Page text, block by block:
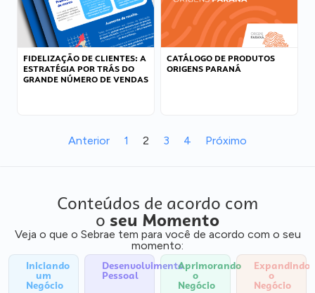
FIDELIZAÇÃO DE CLIENTES: A
ESTRATÉGIA POR TRÁS DO
GRANDE NÚMERO DE VENDAS
CATÁLOGO DE PRODUTOS
ORIGENS PARANÁ
Anterior 1 2 3 4 Próximo
Conteúdos de acordo com
o seu Momento
Veja o que o Sebrae tem para você de acordo com o seu
momento:
Iniciando
um
Negócio
Desenvolvimento
Pessoal
Aprimorando
o
Negócio
Expandindo
o
Negócio